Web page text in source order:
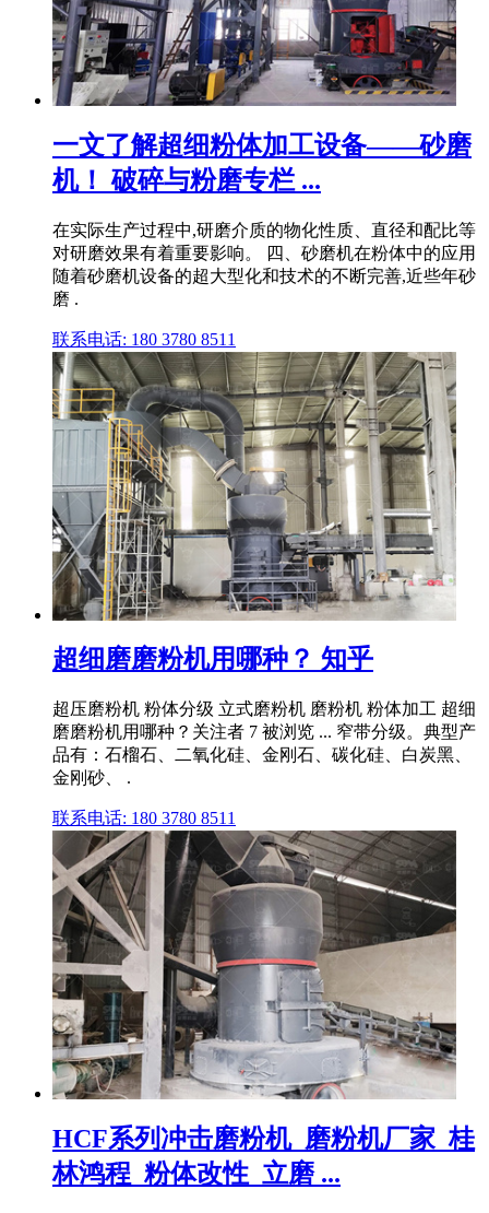
一文了解超细粉体加工设备——砂磨
机！ 破碎与粉磨专栏 ...
在实际生产过程中,研磨介质的物化性质、直径和配比等
对研磨效果有着重要影响。 四、砂磨机在粉体中的应用
随着砂磨机设备的超大型化和技术的不断完善,近些年砂
磨 .
联系电话: 180 3780 8511
超细磨磨粉机用哪种？ 知乎
超压磨粉机 粉体分级 立式磨粉机 磨粉机 粉体加工 超细
磨磨粉机用哪种？关注者 7 被浏览 ... 窄带分级。典型产
品有：石榴石、二氧化硅、金刚石、碳化硅、白炭黑、
金刚砂、 .
联系电话: 180 3780 8511
HCF系列冲击磨粉机_磨粉机厂家_桂
林鸿程_粉体改性_立磨 ...